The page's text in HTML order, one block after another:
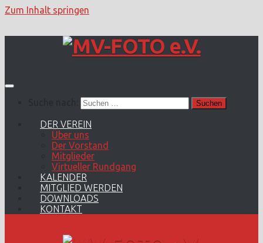
Zum Inhalt springen
DER VEREIN
Über uns
Der Vorstand
Mitglieder
Virtueller Rundgang
KALENDER
MITGLIED WERDEN
DOWNLOADS
KONTAKT